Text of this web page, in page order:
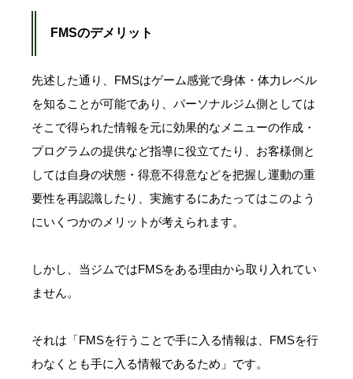
FMSのデメリット
先述した通り、FMSはゲーム感覚で身体・体力レベル
を知ることが可能であり、パーソナルジム側としては
そこで得られた情報を元に効果的なメニューの作成・
プログラムの提供など指導に役立てたり、お客様側と
しては自身の状態・得意不得意などを把握し運動の重
要性を再認識したり、実施するにあたってはこのよう
にいくつかのメリットが考えられます。
しかし、当ジムではFMSをある理由から取り入れてい
ません。
それは「FMSを行うことで手に入る情報は、FMSを行
わなくとも手に入る情報であるため」です。